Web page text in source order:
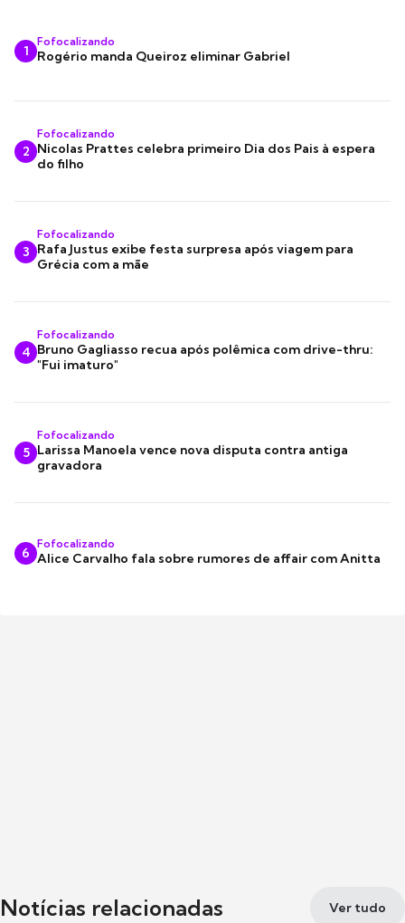
1
Fofocalizando
Rogério manda Queiroz eliminar Gabriel
2
Fofocalizando
Nicolas Prattes celebra primeiro Dia dos Pais à espera
do filho
3
Fofocalizando
Rafa Justus exibe festa surpresa após viagem para
Grécia com a mãe
4
Fofocalizando
Bruno Gagliasso recua após polêmica com drive-thru:
"Fui imaturo"
5
Fofocalizando
Larissa Manoela vence nova disputa contra antiga
gravadora
6
Fofocalizando
Alice Carvalho fala sobre rumores de affair com Anitta
Notícias relacionadas Ver tudo